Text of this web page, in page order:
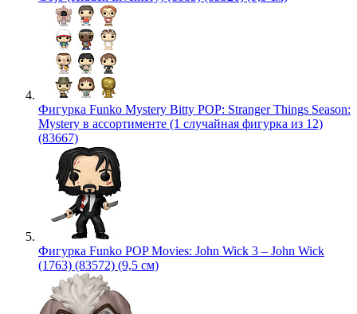
Фигурка Funko Mystery Bitty POP: Stranger Things Season:
Mystery в ассортименте (1 случайная фигурка из 12)
(83667)
Фигурка Funko POP Movies: John Wick 3 – John Wick
(1763) (83572) (9,5 см)